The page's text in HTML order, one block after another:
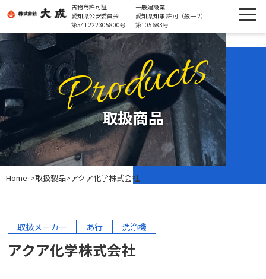
古物商許可証
愛知県公安委員会
第541222305800号
一般建設業
愛知県知事 許可（般一 2）
第105683号
Products
取扱商品
Home >取扱製品>アクア化学株式会社
取扱メーカー あ行 洗浄機
アクア化学株式会社